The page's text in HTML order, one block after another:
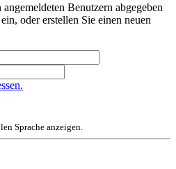
Benutzern abgegeben
oder erstellen Sie einen neuen
Sprache anzeigen.